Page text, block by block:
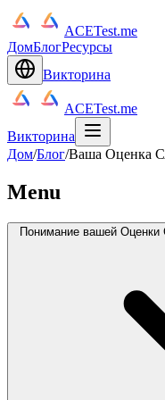
ACETest.me
ДомБлогРесурсы
Викторина
ACETest.me
Викторина
Дом/Блог/Ваша Оценка
Menu
Понимание вашей